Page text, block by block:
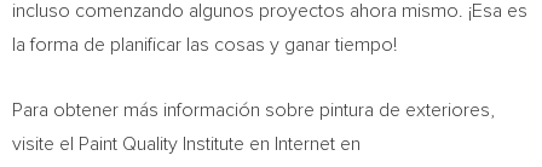
incluso comenzando algunos proyectos ahora mismo. ¡Esa es
la forma de planificar las cosas y ganar tiempo!
Para obtener más información sobre pintura de exteriores,
visite el Paint Quality Institute en Internet en